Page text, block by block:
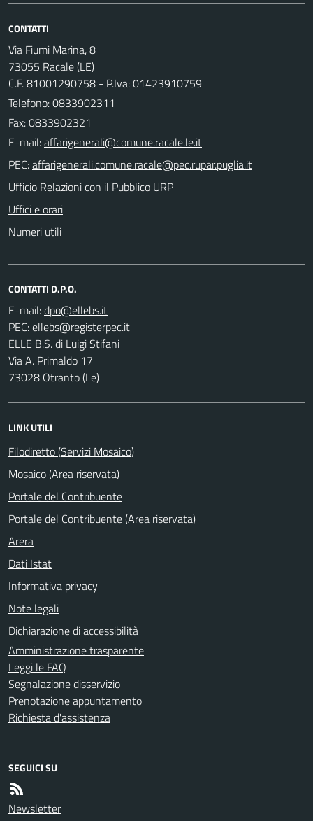
CONTATTI
Via Fiumi Marina, 8
73055 Racale (LE)
C.F. 81001290758 - P.Iva: 01423910759
Telefono:0833902311
Fax: 0833902321
E-mail:
PEC:
Ufficio Relazioni con il Pubblico URP
Uffici e orari
Numeri utili
CONTATTI D.P.O.
E-mail:
PEC:
ELLE B.S. di Luigi Stifani
Via A. Primaldo 17
73028 Otranto (Le)
LINK UTILI
Filodiretto (Servizi Mosaico)
Mosaico (Area riservata)
Portale del Contribuente
Portale del Contribuente (Area riservata)
Arera
Dati Istat
Informativa privacy
Note legali
Dichiarazione di accessibilità
Amministrazione trasparente
Leggi le FAQ
Segnalazione disservizio
Prenotazione appuntamento
Richiesta d'assistenza
SEGUICI SU
Newsletter